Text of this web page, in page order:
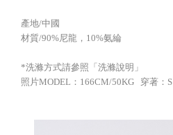
產地/中國
材質/90%尼龍，10%氨綸
*洗滌方式請參照「洗滌說明」
照片MODEL：166CM/50KG 穿著：S